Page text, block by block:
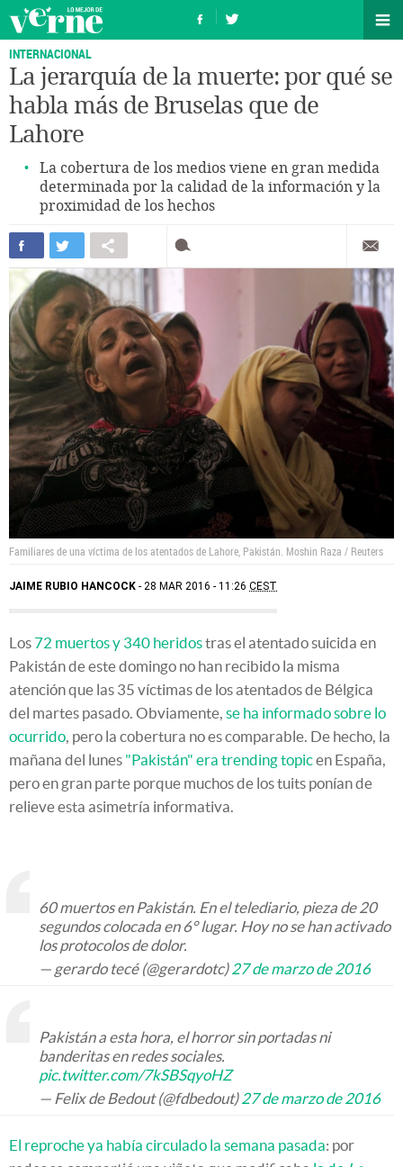
INTERNACIONAL
La jerarquía de la muerte: por qué se
habla más de Bruselas que de
Lahore
La cobertura de los medios viene en gran medida
determinada por la calidad de la información y la
proximidad de los hechos
Familiares de una víctima de los atentados de Lahore, Pakistán. Moshin Raza / Reuters
JAIME RUBIO HANCOCK 28 MAR 2016 - 11:26 CEST
Los 72 muertos y 340 heridostras el atentado suicida en
Pakistán de este domingo no han recibido la misma
atención que las 35 víctimas de los atentados de Bélgica
del martes pasado. Obviamente, se ha informado sobre lo
ocurrido, pero la cobertura no es comparable. De hecho, la
mañana del lunes "Pakistán" era trending topicen España,
pero en gran parte porque muchos de los tuits ponían de
relieve esta asimetría informativa.
60 muertos en Pakistán. En el telediario, pieza de 20
segundos colocada en 6° lugar. Hoy no se han activado
los protocolos de dolor.
— gerardo tecé (@gerardotc)27 de marzo de 2016
Pakistán a esta hora, el horror sin portadas ni
banderitas en redes sociales.
pic.twitter.com/7kSBSqyoHZ
— Felix de Bedout (@fdbedout)27 de marzo de 2016
El reproche ya había circulado la semana pasada: por